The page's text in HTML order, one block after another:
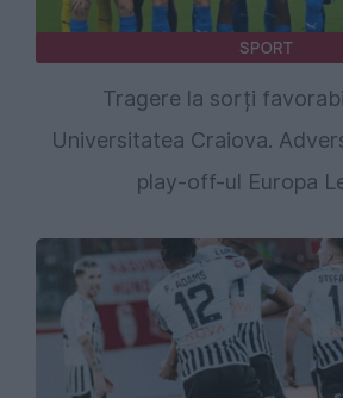
SPORT
Tragere la sorți
Universitatea Craiova.
play-off-ul Europa